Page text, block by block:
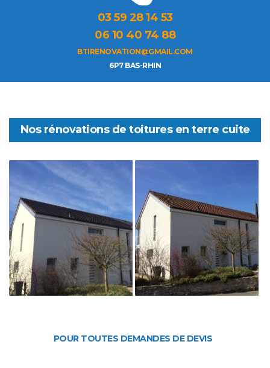
03 59 28 14 53
06 10 40 74 88
BTIRENOVATION@GMAIL.COM
6P7 BAS-RHIN
Nos rénovations de toitures en terre cuite
POUR TOUTES DEMANDES DE DEVIS